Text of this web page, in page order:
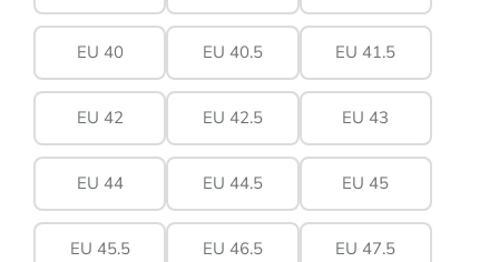
EU 40 EU 40.5 EU 41.5
EU 42 EU 42.5 EU 43
EU 44 EU 44.5 EU 45
EU 45.5 EU 46.5 EU 47.5